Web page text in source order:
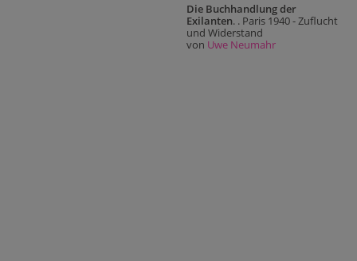
Die Buchhandlung der
Exilanten. . Paris 1940 - Zuflucht
und Widerstand
von Uwe Neumahr